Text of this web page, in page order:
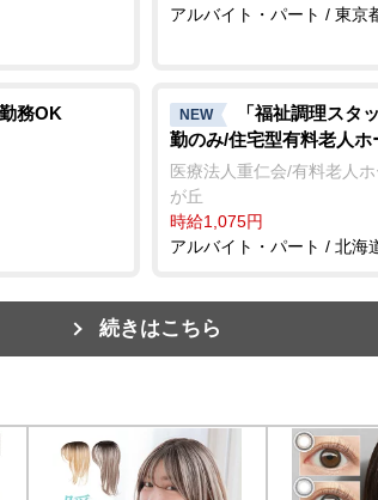
アルバイト・パート / 東京
務OK NEW
「福祉調理スタ
勤のみ/住宅型有料老人ホ
医療法人重仁会/有料老人
が丘
時給1,075円
アルバイト・パート / 北海
続きはこちら